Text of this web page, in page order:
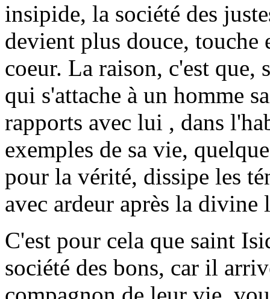
insipide, la société des
devient plus douce, touche
coeur. La raison, c'est
qui s'attache à un homme
rapports avec lui , dans
exemples de sa vie,
pour la vérité, dissipe les
avec ardeur après la divine
C'est pour cela que saint
société des bons, car il